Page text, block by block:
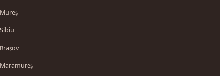
Mureș
Sibiu
Brașov
Maramureș